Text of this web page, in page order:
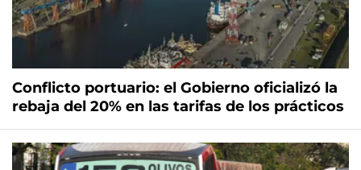
Conflicto portuario: el Gobierno oficializó la
rebaja del 20% en las tarifas de los prácticos